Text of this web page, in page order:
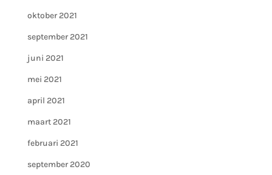
oktober 2021
september 2021
juni 2021
mei 2021
april 2021
maart 2021
februari 2021
september 2020